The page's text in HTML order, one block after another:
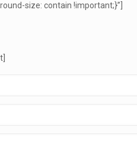
size: contain !important;}”]